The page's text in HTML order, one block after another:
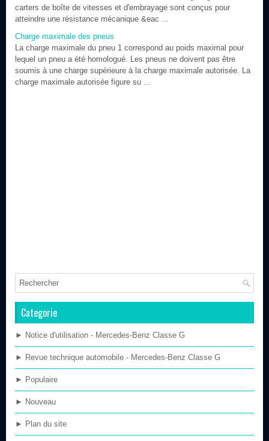
carters de boîte de vitesses et d'embrayage sont conçus pour
atteindre une résistance mécanique &eac ...
Charge maximale des pneus
La charge maximale du pneu 1 correspond au poids maximal pour
lequel un pneu a été homologué. Les pneus ne doivent pas être
soumis à une charge supérieure à la charge maximale autorisée. La
charge maximale autorisée figure su ...
Categorie
► Notice d'utilisation - Mercedes-Benz Classe G
► Revue technique automobile - Mercedes-Benz Classe G
► Populaire
► Nouveau
► Plan du site